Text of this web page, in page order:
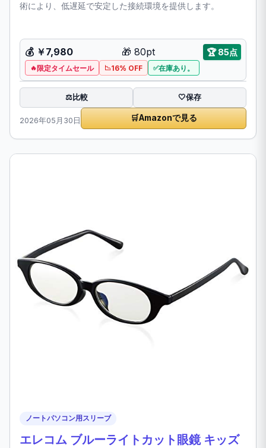
術により、低遅延で安定した接続環境を提供します。
💰 ￥7,980 🎁 80pt 🏆 85点
限定タイムセール 16% OFF 在庫あり。
⚖️比較 🤍保存
2026年05月30日 🛒Amazonで見る
ノートパソコン用スリーブ
エレコム ブルーライトカット眼鏡 キッズ